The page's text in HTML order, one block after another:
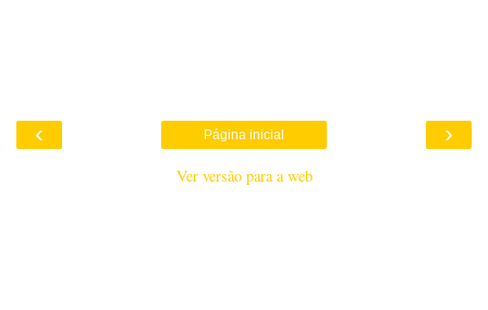
‹ ›
Página inicial
Ver versão para a web